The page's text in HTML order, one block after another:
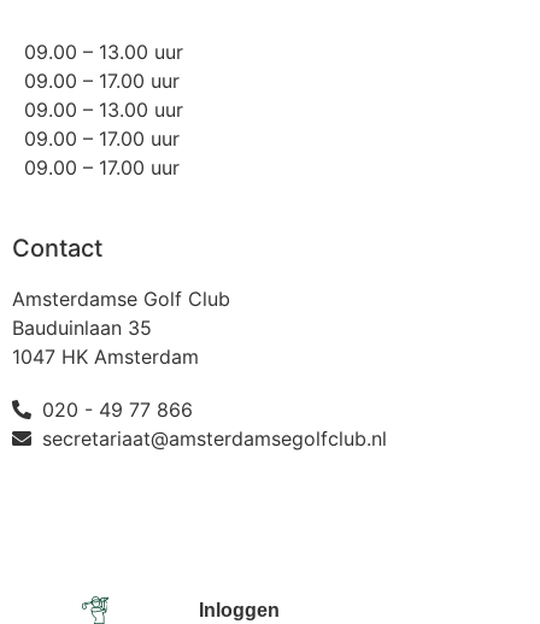
09.00 – 13.00 uur
09.00 – 17.00 uur
09.00 – 13.00 uur
09.00 – 17.00 uur
09.00 – 17.00 uur
Contact
Amsterdamse Golf Club
Bauduinlaan 35
1047 HK Amsterdam
020 - 49 77 866
secretariaat@amsterdamsegolfclub.nl
Inloggen